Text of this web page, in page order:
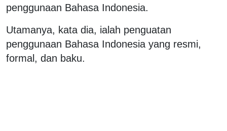
penggunaan Bahasa Indonesia.
Utamanya, kata dia, ialah penguatan
penggunaan Bahasa Indonesia yang resmi,
formal, dan baku.